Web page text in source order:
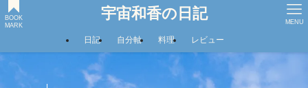
宇宙和香の日記
BOOK
MARK
MENU
日記 自分軸 料理 レビュー